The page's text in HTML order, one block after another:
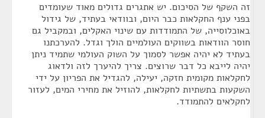
זה השקף של הסיכום. יש אתגרים גדולים מאוד שעומדים
בפני ענף החקלאות כבר היום, ובוודאי בעתיד, של גידול
באוכלוסייה, של התמודדות עם שינוי האקלים, ובמקביל גם
חוסר הוודאות בשווקים העולמיים הולך וגדל. להערכתנו
בעתיד לא יהיה אפשר לסמוך על השוק העולמי שתמיד ניתן
יהיה לייבא כל דבר שרוצים. צריך להיערך לזה ולדאוג
לחקלאות מקומית חזקה, יעילה, להגדיל את הפריון על ידי
השקעות בתשתיות לחקלאות, להוזיל את מחירי המים, לעזור
לחקלאים להתמודד.